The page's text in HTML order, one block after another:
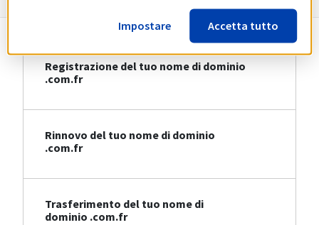
Registrazione del tuo nome di dominio
.com.fr
Rinnovo del tuo nome di dominio
.com.fr
Trasferimento del tuo nome di
dominio .com.fr
Impostare Accetta tutto